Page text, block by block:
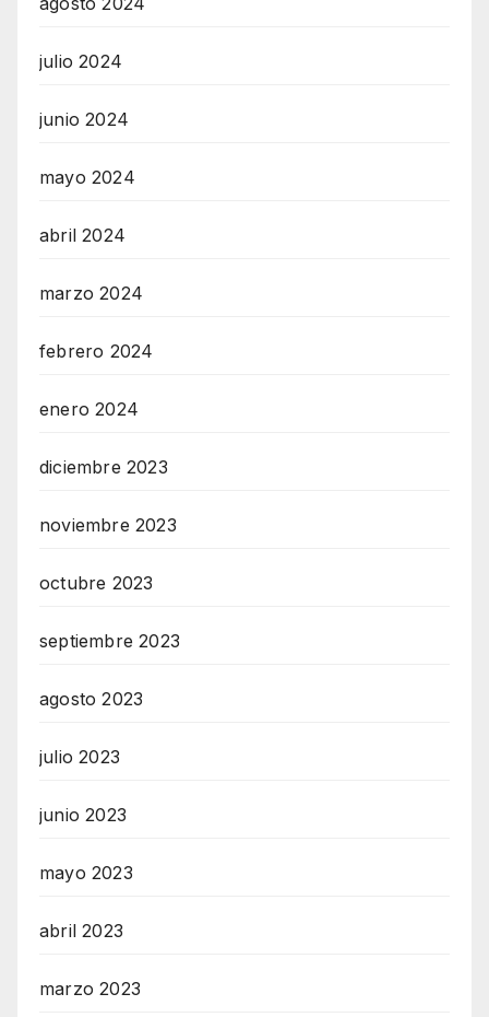
julio 2024
junio 2024
mayo 2024
abril 2024
marzo 2024
febrero 2024
enero 2024
diciembre 2023
noviembre 2023
octubre 2023
septiembre 2023
agosto 2023
julio 2023
junio 2023
mayo 2023
abril 2023
marzo 2023